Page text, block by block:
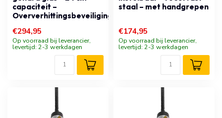
capaciteit –
Oververhittingsbeveiliging
€294,95
Op voorraad bij leverancier,
levertijd: 2-3 werkdagen
staal – met handgrepen
€174,95
Op voorraad bij leverancier,
levertijd: 2-3 werkdagen